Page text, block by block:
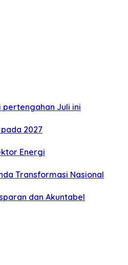
Juli ini
2027
Energi
Transformasi Nasional
dan Akuntabel